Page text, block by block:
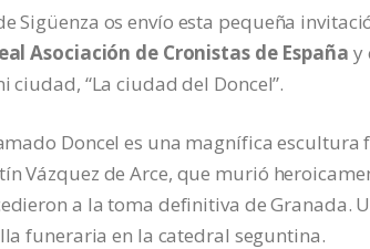
Sigüenza os envío esta pequeña
Asociación de Cronistas de España y
ciudad, “La ciudad del Doncel”.
Doncel es una magnífica
Vázquez de Arce, que murió
a la toma definitiva de Granada.
funeraria en la catedral seguntina.